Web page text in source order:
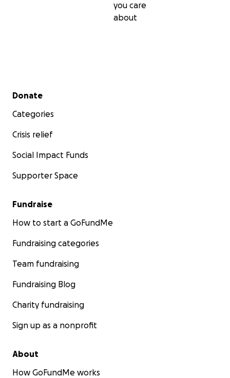
you care
about
Secondary menu
Donate
Categories
Crisis relief
Social Impact Funds
Supporter Space
Fundraise
How to start a GoFundMe
Fundraising categories
Team fundraising
Fundraising Blog
Charity fundraising
Sign up as a nonprofit
About
How GoFundMe works